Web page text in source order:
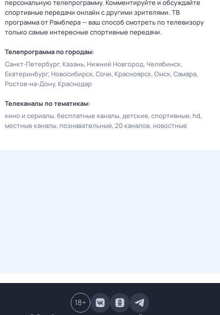
персональную телепрограмму. Комментируйте и обсуждайте
спортивные передачи онлайн с другими зрителями. ТВ
программа от Рамблера — ваш способ смотреть по телевизору
только самые интересные спортивные передачи.
Телепрограмма по городам:
Санкт-Петербург Казань Нижний Новгород Челябинск
Екатеринбург Новосибирск Сочи Красноярск Омск Самара
Ростов-на-Дону Краснодар
Телеканалы по тематикам:
кино и сериалы бесплатные каналы детские спортивные hd
местные каналы познавательные 20 каналов новостные
18+